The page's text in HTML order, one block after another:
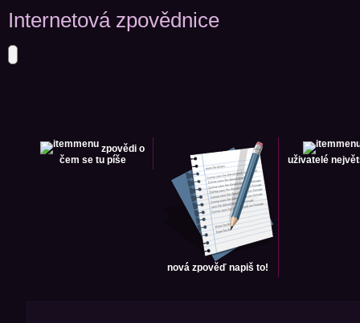
Internetová zpovědnice
zpovědi o
čem se tu píše
nová zpověď napiš to!
uživatelé